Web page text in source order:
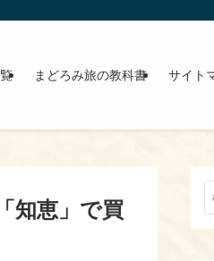
まどろみ旅の教科書 サイト
知恵」で買